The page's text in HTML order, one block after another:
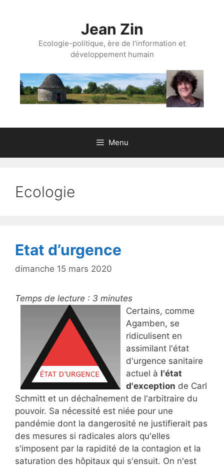
Jean Zin
Ecologie-politique, ère de l'information et
développement humain
Menu
Ecologie
Etat d’urgence
dimanche 15 mars 2020
Temps de lecture : 3 minutes
Certains, comme
Agamben, se
ridiculisent en
assimilant l'état
d'urgence sanitaire
actuel à l'état
d'exception de Carl
Schmitt et un déchaînement de l'arbitraire du
pouvoir. Sa nécessité est niée pour une
pandémie dont la dangerosité ne justifierait pas
des mesures si radicales alors qu'elles
s'imposent par la rapidité de la contagion et la
saturation des hôpitaux qui s'ensuit. On n'est